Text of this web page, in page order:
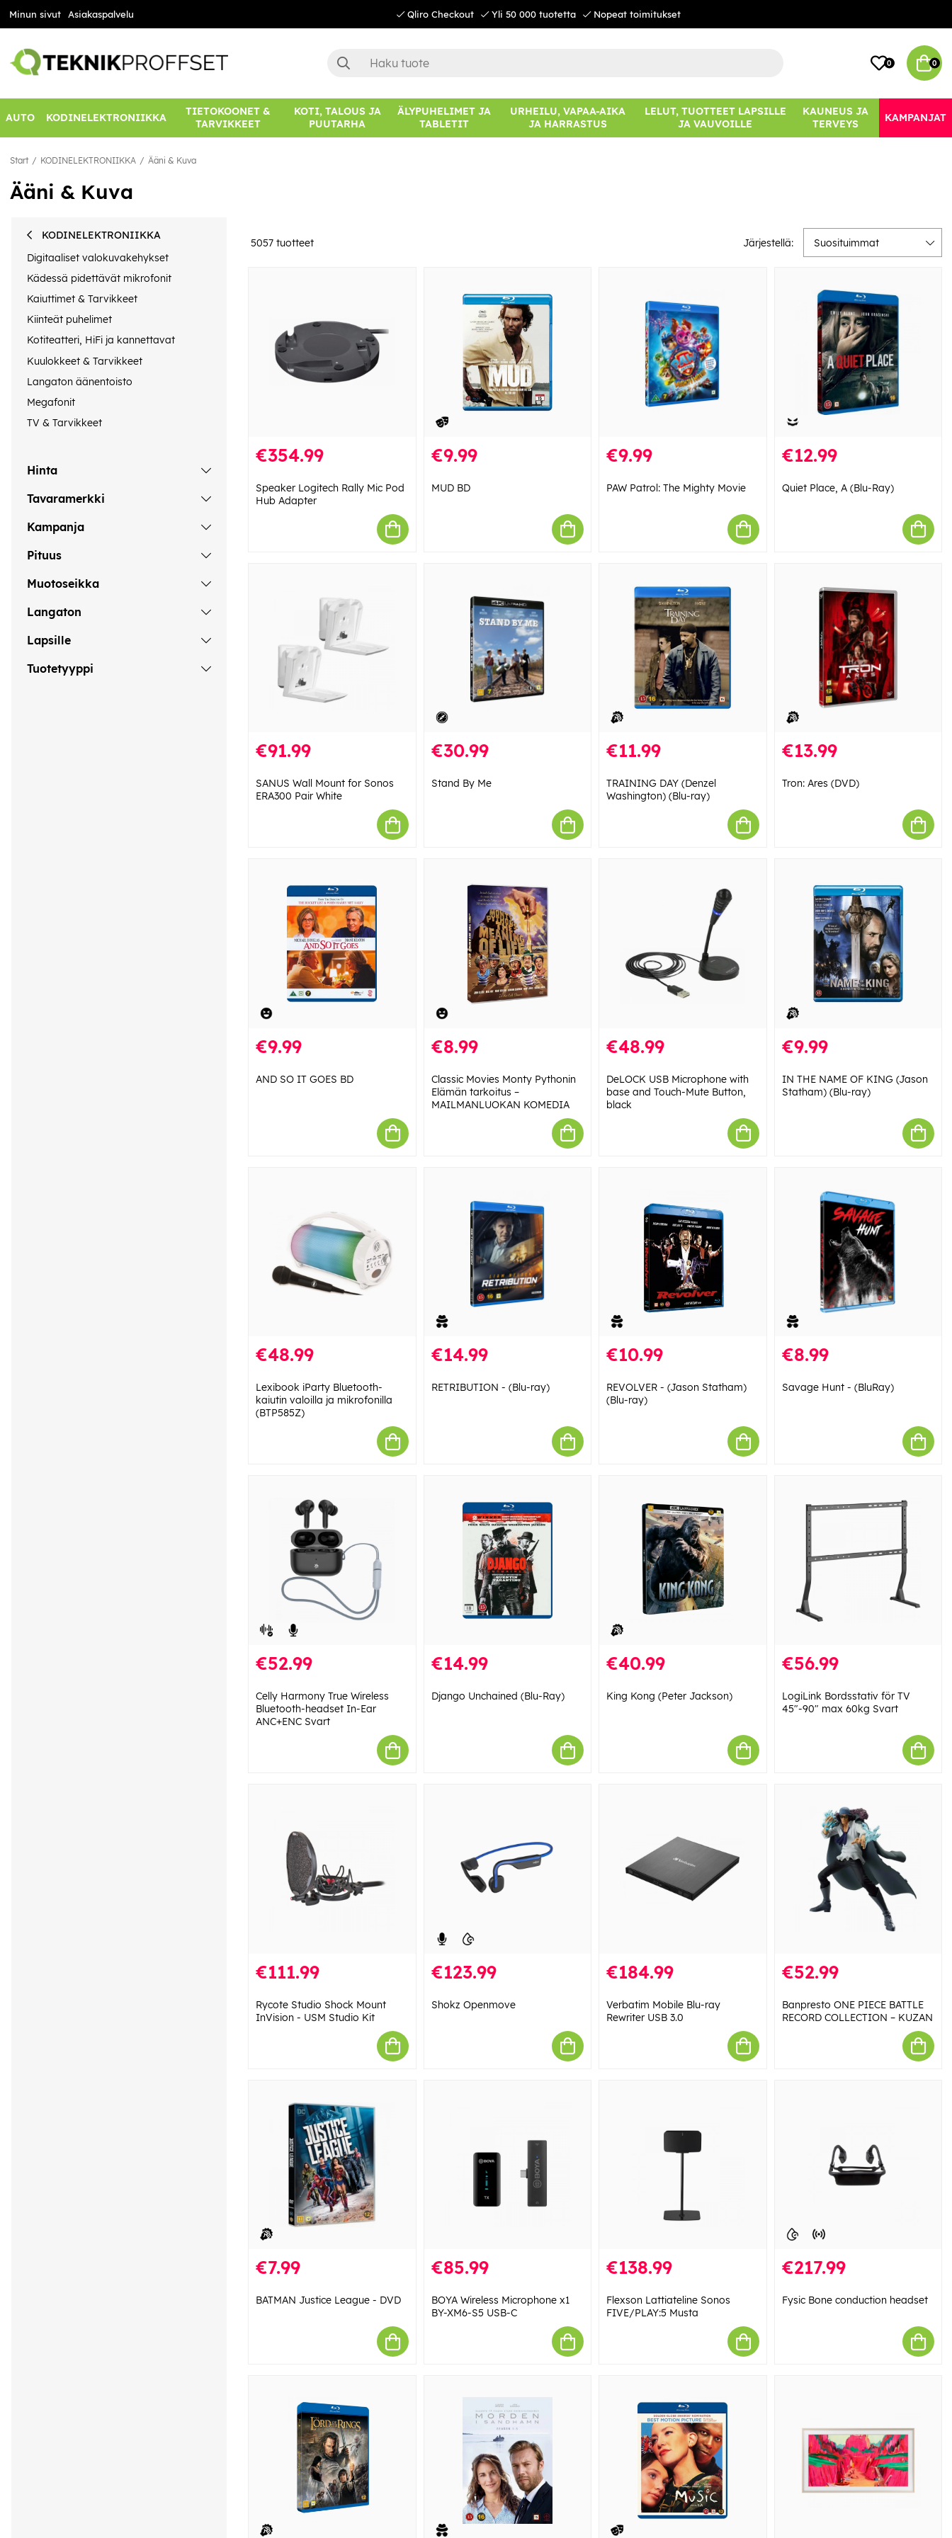
Minun sivut Asiakaspalvelu Qliro Checkout Yli 50 000 tuotetta Nopeat toimitukset
0 0
AUTO KODINELEKTRONIIKKA
TIETOKOONET &
TARVIKKEET
KOTI, TALOUS JA
PUUTARHA
ÄLYPUHELIMET JA
TABLETIT
URHEILU, VAPAA-AIKA
JA HARRASTUS
LELUT, TUOTTEET LAPSILLE
JA VAUVOILLE
KAUNEUS JA
TERVEYS
KAMPANJAT
Start KODINELEKTRONIIKKA Ääni & Kuva
Ääni & Kuva
KODINELEKTRONIIKKA
Digitaaliset valokuvakehykset
Kädessä pidettävät mikrofonit
Kaiuttimet & Tarvikkeet
Kiinteät puhelimet
Kotiteatteri, HiFi ja kannettavat
Kuulokkeet & Tarvikkeet
Langaton äänentoisto
Megafonit
TV & Tarvikkeet
Hinta
Tavaramerkki
Kampanja
Pituus
Muotoseikka
Langaton
Lapsille
Tuotetyyppi
5057 tuotteet Järjestellä: Suosituimmat
€354.99
Speaker Logitech Rally Mic Pod
Hub Adapter
€9.99
MUD BD
€9.99
PAW Patrol: The Mighty Movie
€12.99
Quiet Place, A (Blu-Ray)
€91.99
SANUS Wall Mount for Sonos
ERA300 Pair White
€30.99
Stand By Me
€11.99
TRAINING DAY (Denzel
Washington) (Blu-ray)
€13.99
Tron: Ares (DVD)
€9.99
AND SO IT GOES BD
€8.99
Classic Movies Monty Pythonin
Elämän tarkoitus –
MAILMANLUOKAN KOMEDIA
€48.99
DeLOCK USB Microphone with
base and Touch-Mute Button,
black
€9.99
IN THE NAME OF KING (Jason
Statham) (Blu-ray)
€48.99
Lexibook iParty Bluetooth-
kaiutin valoilla ja mikrofonilla
(BTP585Z)
€14.99
RETRIBUTION - (Blu-ray)
€10.99
REVOLVER - (Jason Statham)
(Blu-ray)
€8.99
Savage Hunt - (BluRay)
€52.99
Celly Harmony True Wireless
Bluetooth-headset In-Ear
ANC+ENC Svart
€14.99
Django Unchained (Blu-Ray)
€40.99
King Kong (Peter Jackson)
€56.99
LogiLink Bordsstativ för TV
45"-90" max 60kg Svart
€111.99
Rycote Studio Shock Mount
InVision - USM Studio Kit
€123.99
Shokz Openmove
€184.99
Verbatim Mobile Blu-ray
Rewriter USB 3.0
€52.99
Banpresto ONE PIECE BATTLE
RECORD COLLECTION – KUZAN
€7.99
BATMAN Justice League - DVD
€85.99
BOYA Wireless Microphone x1
BY-XM6-S5 USB-C
€138.99
Flexson Lattiateline Sonos
FIVE/PLAY:5 Musta
€217.99
Fysic Bone conduction headset